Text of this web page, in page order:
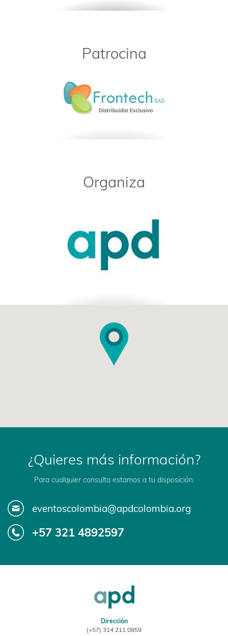
Patrocina
Organiza
¿Quieres más información?
Para cualquier consulta estamos a tu disposición:
eventoscolombia@apdcolombia.org
+57 321 4892597
Dirección
(+57) 314 211 0859